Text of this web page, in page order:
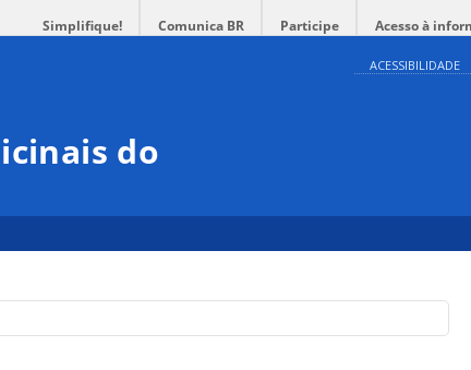
Simplifique! Comunica BR Participe Acesso à
ACESSIBILIDADE
do